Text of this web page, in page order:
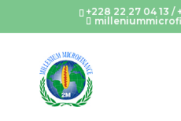
+228 22 27 04 13 /